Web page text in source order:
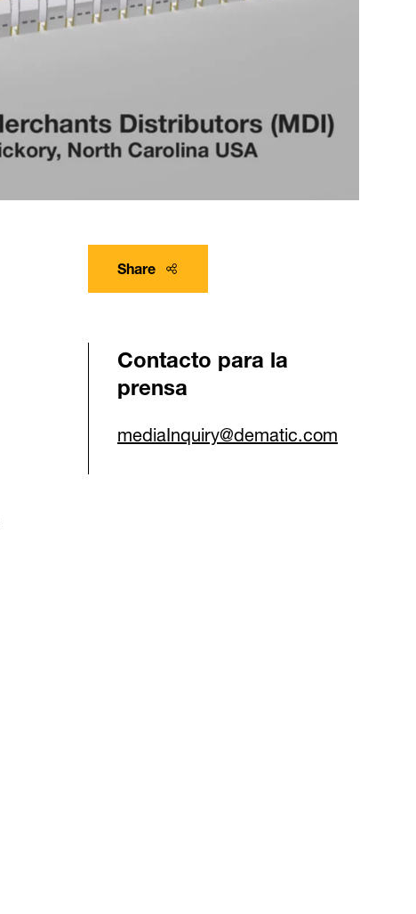
Share
Contacto para la
prensa
mediaInquiry@dematic.com